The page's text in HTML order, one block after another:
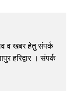
व खबर हेतु संपर्क
हरिद्वार । संपर्क